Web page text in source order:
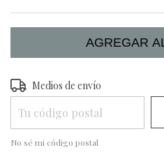
Entregas para el CP:
Medios de envío
No sé mi código postal